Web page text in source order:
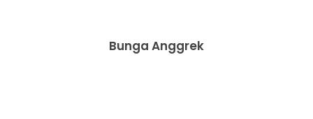
Bunga Anggrek